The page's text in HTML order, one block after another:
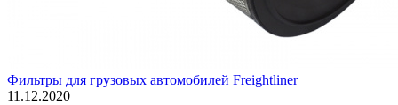
Фильтры для грузовых автомобилей Freightliner
11.12.2020